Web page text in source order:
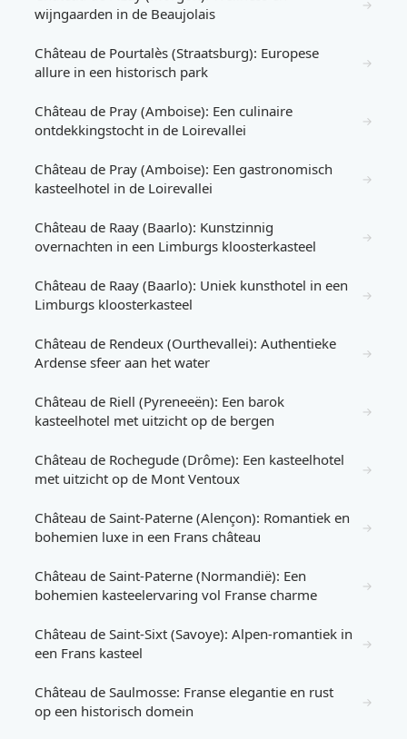
wijngaarden in de Beaujolais
→
Château de Pourtalès (Straatsburg): Europese
allure in een historisch park
→
Château de Pray (Amboise): Een culinaire
ontdekkingstocht in de Loirevallei
→
Château de Pray (Amboise): Een gastronomisch
kasteelhotel in de Loirevallei
→
Château de Raay (Baarlo): Kunstzinnig
overnachten in een Limburgs kloosterkasteel
→
Château de Raay (Baarlo): Uniek kunsthotel in een
Limburgs kloosterkasteel
→
Château de Rendeux (Ourthevallei): Authentieke
Ardense sfeer aan het water
→
Château de Riell (Pyreneeën): Een barok
kasteelhotel met uitzicht op de bergen
→
Château de Rochegude (Drôme): Een kasteelhotel
met uitzicht op de Mont Ventoux
→
Château de Saint-Paterne (Alençon): Romantiek en
bohemien luxe in een Frans château
→
Château de Saint-Paterne (Normandië): Een
bohemien kasteelervaring vol Franse charme
→
Château de Saint-Sixt (Savoye): Alpen-romantiek in
een Frans kasteel
→
Château de Saulmosse: Franse elegantie en rust
op een historisch domein
→